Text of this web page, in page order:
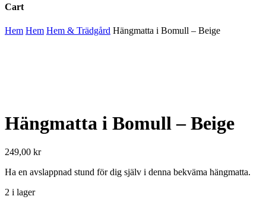
Cart
Close
Hem Hem Hem & Trädgård Hängmatta i Bomull – Beige
Hängmatta i Bomull – Beige
249,00 kr
Ha en avslappnad stund för dig själv i denna bekväma hängmatta.
2 i lager